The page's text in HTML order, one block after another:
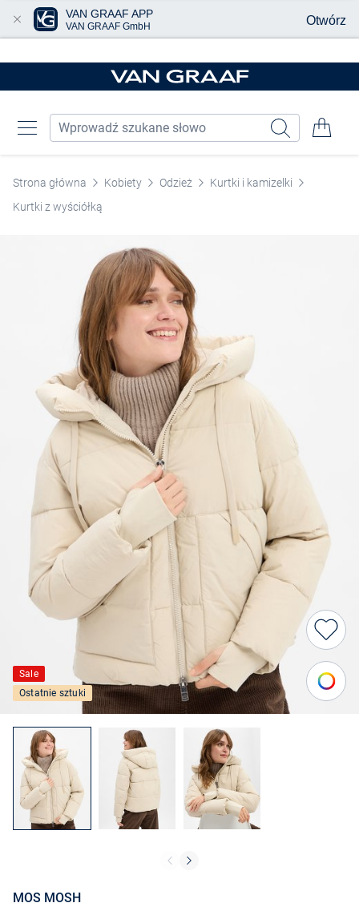
Strona główna Kobiety Odzież
Kurtki i kamizelki
Kurtki z wyściółką
Sale
Ostatnie sztuki
MOS MOSH
VAN GRAAF APP
VAN GRAAF GmbH Otwórz